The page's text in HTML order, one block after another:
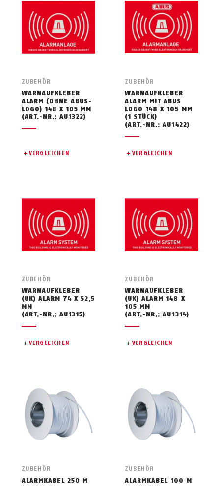
ZUBEHÖR
WARNAUFKLEBER
ALARM (OHNE ABUS-
LOGO) 148 X 105 MM
(ART.-NR.: AU1322)
VERGLEICHEN
ZUBEHÖR
WARNAUFKLEBER
ALARM MIT ABUS
LOGO 148 X 105 MM
(1 STÜCK)
(ART.-NR.: AU1422)
VERGLEICHEN
ZUBEHÖR
WARNAUFKLEBER
(UK) ALARM 74 X 52,5
MM
(ART.-NR.: AU1315)
VERGLEICHEN
ZUBEHÖR
WARNAUFKLEBER
(UK) ALARM 148 X
105 MM
(ART.-NR.: AU1314)
VERGLEICHEN
ZUBEHÖR
ALARMKABEL 250 M
ZUBEHÖR
ALARMKABEL 100 M